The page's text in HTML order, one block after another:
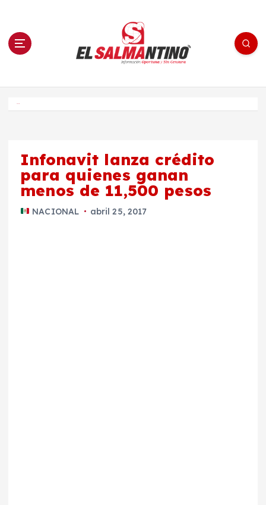
n El Salmantino - medios/noticias/editorial
Infonavit lanza crédito
para quienes ganan
menos de 11,500 pesos
NACIONAL abril 25, 2017